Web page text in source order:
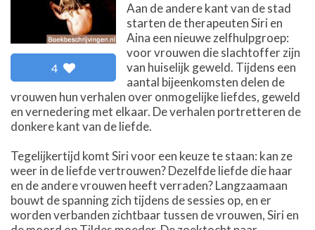
4
Aan de andere kant van de stad
starten de therapeuten Siri en
Aina een nieuwe zelfhulpgroep:
voor vrouwen die slachtoffer zijn
van huiselijk geweld. Tijdens een
aantal bijeenkomsten delen de
vrouwen hun verhalen over onmogelijke liefdes, geweld
en vernedering met elkaar. De verhalen portretteren de
donkere kant van de liefde.
Tegelijkertijd komt Siri voor een keuze te staan: kan ze
weer in de liefde vertrouwen? Dezelfde liefde die haar
en de andere vrouwen heeft verraden? Langzaamaan
bouwt de spanning zich tijdens de sessies op, en er
worden verbanden zichtbaar tussen de vrouwen, Siri en